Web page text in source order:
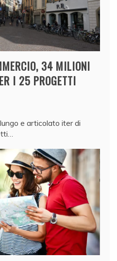
34 MILIONI
I 25 PROGETTI
e articolato iter di